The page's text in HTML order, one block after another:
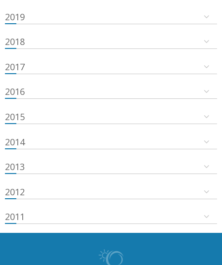
2019
2018
2017
2016
2015
2014
2013
2012
2011